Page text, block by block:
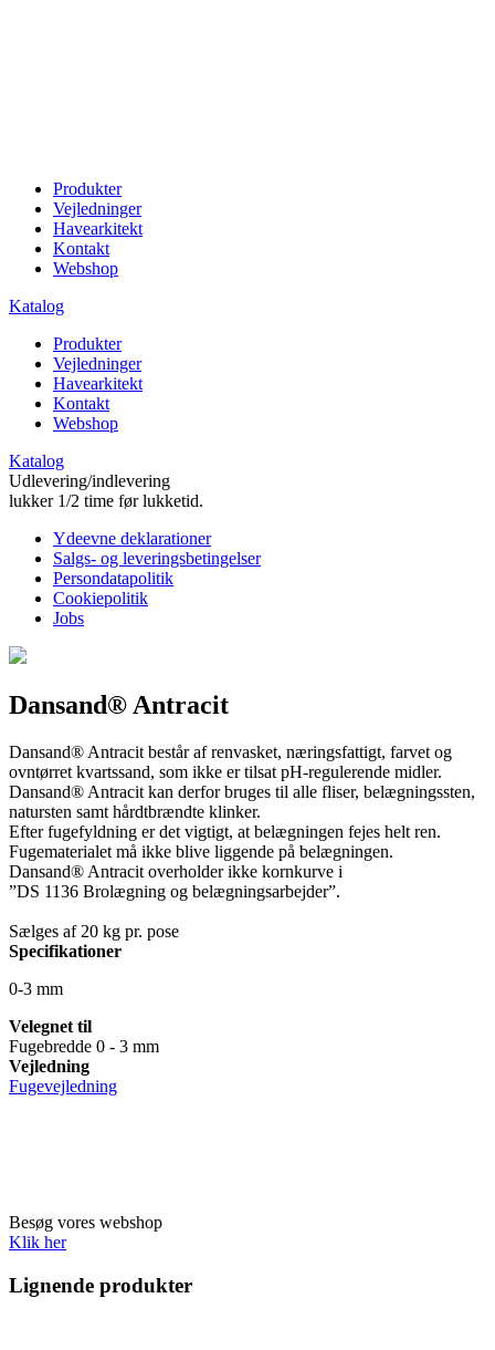
Produkter
Vejledninger
Havearkitekt
Kontakt
Webshop
Katalog
Produkter
Vejledninger
Havearkitekt
Kontakt
Webshop
Katalog
Udlevering/indlevering
lukker 1/2 time før lukketid.
Ydeevne deklarationer
Salgs- og leveringsbetingelser
Persondatapolitik
Cookiepolitik
Jobs
Dansand® Antracit
Dansand® Antracit består af renvasket, næringsfattigt, farvet og
ovntørret kvartssand, som ikke er tilsat pH-regulerende midler.
Dansand® Antracit kan derfor bruges til alle fliser, belægningssten,
natursten samt hårdtbrændte klinker.
Efter fugefyldning er det vigtigt, at belægningen fejes helt ren.
Fugematerialet må ikke blive liggende på belægningen.
Dansand® Antracit overholder ikke kornkurve i
”DS 1136 Brolægning og belægningsarbejder”.
Sælges af 20 kg pr. pose
Specifikationer
0-3 mm
Velegnet til
Fugebredde 0 - 3 mm
Vejledning
Fugevejledning
Besøg vores webshop
Klik her
Lignende produkter